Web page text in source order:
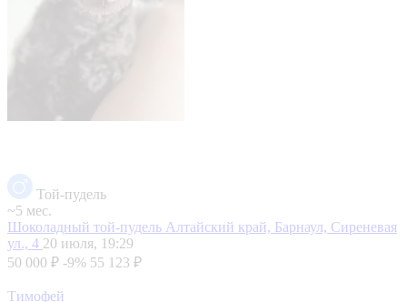
Той-пудель
~5 мес.
Шоколадный той-пудель Алтайский край, Барнаул, Сиреневая
ул., 4 20 июля, 19:29
50 000 ₽ -9% 55 123 ₽
Тимофей